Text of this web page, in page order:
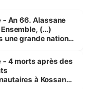
- An 66. Alassane
(…)
une grande nation
»
- 4 morts après des
à Kossandji